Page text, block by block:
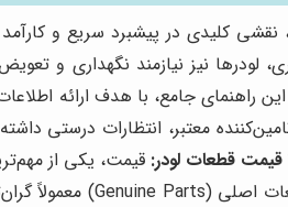
کلیدی در پیشبرد سریع و
لودرها نیز نیازمند نگهداری و
جامع، با هدف ارائه
معتبر، انتظارات درستی
قیمت قطعات لودر: قیمت، یکی از